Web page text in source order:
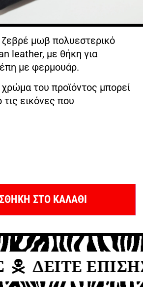
μωβ πολυεστερικό
leather, με θήκη για
με φερμουάρ.
του προϊόντος μπορεί
εικόνες που
ΣΤΟ ΚΑΛΑΘΙ
ΔΕΙΤΕ ΕΠΙΣΗΣ